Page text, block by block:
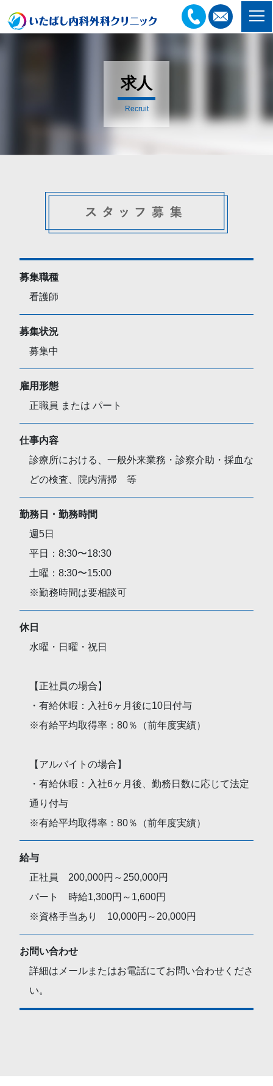
求人
Recruit
募集職種
看護師
募集状況
募集中
雇用形態
正職員 または パート
仕事内容
診療所における、一般外来業務・診察介助・採血な
どの検査、院内清掃 等
勤務日・勤務時間
週5日
平日：8:30〜18:30
土曜：8:30〜15:00
※勤務時間は要相談可
休日
水曜・日曜・祝日
【正社員の場合】
・有給休暇：入社6ヶ月後に10日付与
※有給平均取得率：80％（前年度実績）
【アルバイトの場合】
・有給休暇：入社6ヶ月後、勤務日数に応じて法定
通り付与
※有給平均取得率：80％（前年度実績）
給与
正社員 200,000円～250,000円
パート 時給1,300円～1,600円
※資格手当あり 10,000円～20,000円
お問い合わせ
詳細はメールまたはお電話にてお問い合わせくださ
い。